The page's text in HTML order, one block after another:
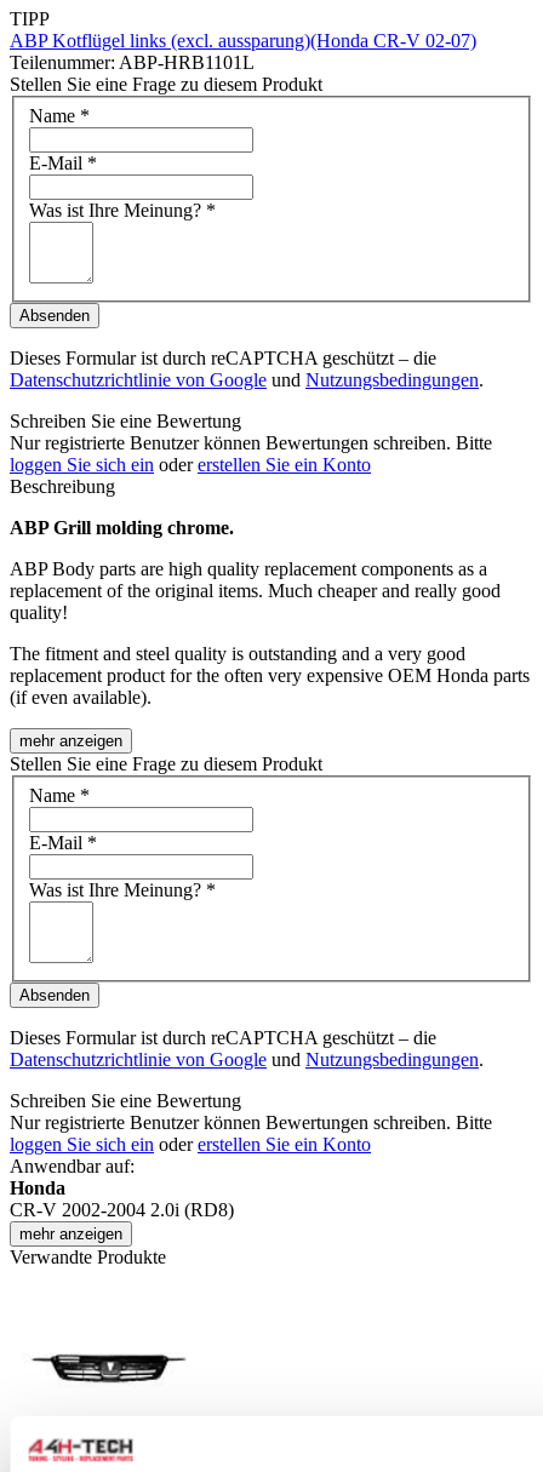
TIPP
ABP Kotflügel links (excl. aussparung)(Honda CR-V 02-07)
Teilenummer: ABP-HRB1101L
Stellen Sie eine Frage zu diesem Produkt
Name *
E-Mail *
Was ist Ihre Meinung? *
Absenden
Dieses Formular ist durch reCAPTCHA geschützt – die
Datenschutzrichtlinie von Google und Nutzungsbedingungen.
Schreiben Sie eine Bewertung
Nur registrierte Benutzer können Bewertungen schreiben. Bitte
loggen Sie sich ein odererstellen Sie ein Konto
Beschreibung
ABP Grill molding chrome.
ABP Body parts are high quality replacement components as a
replacement of the original items. Much cheaper and really good
quality!
The fitment and steel quality is outstanding and a very good
replacement product for the often very expensive OEM Honda parts
(if even available).
mehr anzeigen
Stellen Sie eine Frage zu diesem Produkt
Name *
E-Mail *
Was ist Ihre Meinung? *
Absenden
Dieses Formular ist durch reCAPTCHA geschützt – die
Datenschutzrichtlinie von Google und Nutzungsbedingungen.
Schreiben Sie eine Bewertung
Nur registrierte Benutzer können Bewertungen schreiben. Bitte
loggen Sie sich ein odererstellen Sie ein Konto
Anwendbar auf:
Honda
CR-V 2002-2004 2.0i (RD8)
mehr anzeigen
Verwandte Produkte